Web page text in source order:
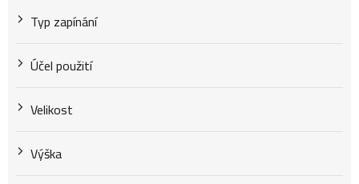
Typ zapínání
Účel použití
Velikost
Výška